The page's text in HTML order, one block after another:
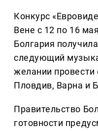
Конкурс
Вене с 12 по 16
Болгария
следующий
желании
Пловдив, Варна и
Правительство
готовности